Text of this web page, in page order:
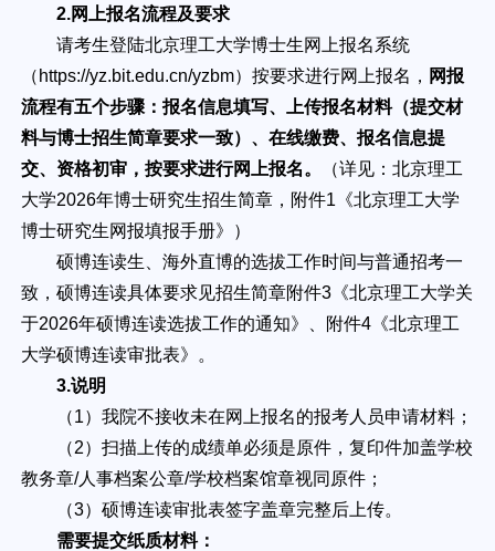
2.网上报名流程及要求
请考生登陆北京理工大学博士生网上报名系统
（https://yz.bit.edu.cn/yzbm）按要求进行网上报名， 网报
流程有五个步骤：报名信息填写、上传报名材料（提交材
料与博士招生简章要求一致）、在线缴费、报名信息提
交、资格初审，按要求进行网上报名。
（详见：北京理工
大学2026年博士研究生招生简章，附件1《北京理工大学
博士研究生网报填报手册》）
硕博连读生、海外直博的选拔工作时间与普通招考一
致，硕博连读具体要求见招生简章附件3《北京理工大学关
于2026年硕博连读选拔工作的通知》、附件4《北京理工
大学硕博连读审批表》。
3.说明
（1）我院不接收未在网上报名的报考人员申请材料；
（2）扫描上传的成绩单必须是原件，复印件加盖学校
教务章/人事档案公章/学校档案馆章视同原件；
（3）硕博连读审批表签字盖章完整后上传。
需要提交纸质材料：